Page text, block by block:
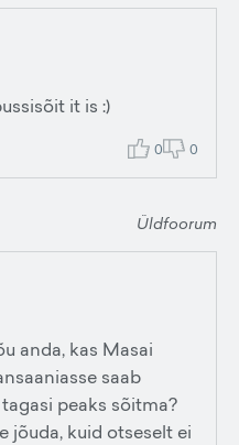
it is :)
0 0
Üldfoorum
anda, kas Masai
saab
peaks sõitma?
jõuda, kuid otseselt ei